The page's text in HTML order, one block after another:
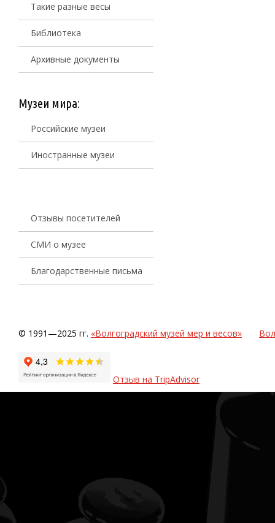
Такие разные весы
Библиотека
Архивные документы
Музеи мира:
Российские музеи
Иностранные музеи
Отзывы посетителей
СМИ о музее
Благодарственные письма
© 1991—2025 гг. «Волгоградский музей мер и весов»
Отзыв на TripAdvisor